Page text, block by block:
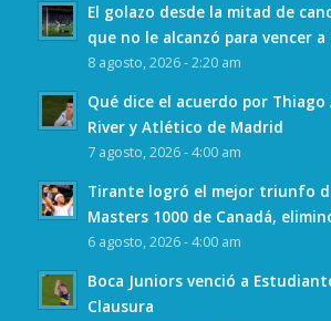
El golazo desde la mitad de
que no le alcanzó para vencer
8 agosto, 2026 - 2:20 am
Qué dice el acuerdo por
River y Atlético de Madrid
7 agosto, 2026 - 4:00 am
Tirante logró el mejor triunfo
Masters 1000 de Canadá,
6 agosto, 2026 - 4:00 am
Boca Juniors venció a
Clausura